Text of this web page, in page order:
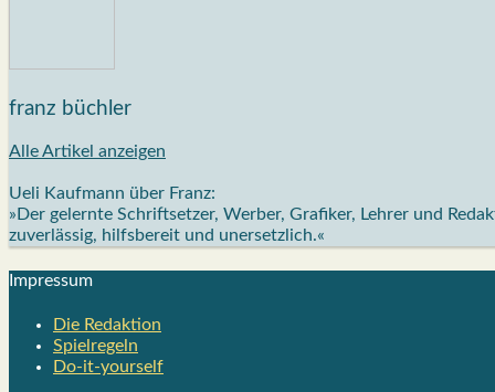
franz büchler
Alle Artikel anzeigen
Ueli Kaufmann über Franz:
»Der gelernte Schriftsetzer, Werber, Grafiker, Lehrer und
zuverlässig, hilfsbereit und unersetzlich.«
Impres­sum
Die Redak­ti­on
Spiel­re­geln
Do-it-your­s­elf